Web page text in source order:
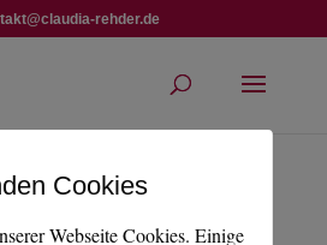
rehder.de
Cookies
Webseite Cookies. Einige